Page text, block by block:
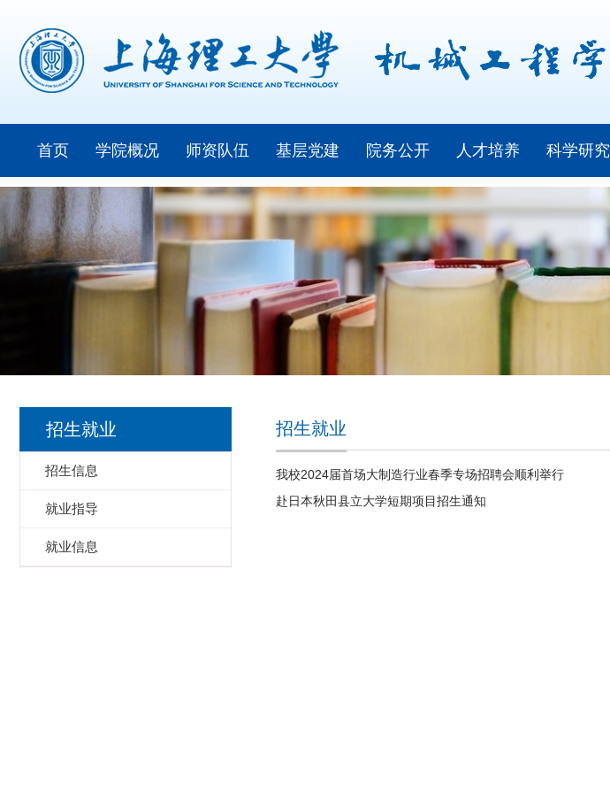
首页 学院概况 师资队伍 基层党建 院务公开 人才培养 科学研究
招生就业
招生信息
就业指导
就业信息
招生就业
我校2024届首场大制造行业春季专场招聘会顺利举行
赴日本秋田县立大学短期项目招生通知